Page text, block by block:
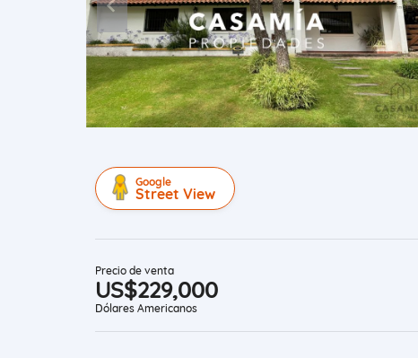
Google
Street View
Precio de venta
US$229,000
Dólares Americanos